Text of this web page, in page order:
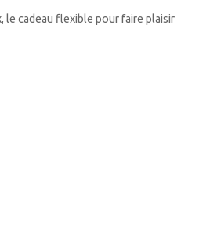
le cadeau flexible pour faire plaisir